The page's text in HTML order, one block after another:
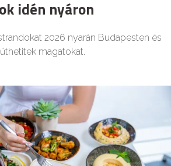
idén nyáron
2026 nyarán Budapesten és
magatokat.